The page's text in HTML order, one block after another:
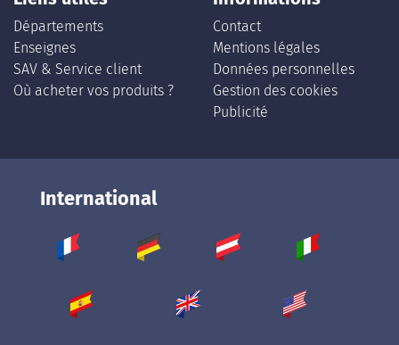
Départements
Enseignes
SAV & Service client
Où acheter vos produits ?
Contact
Mentions légales
Données personnelles
Gestion des cookies
Publicité
International